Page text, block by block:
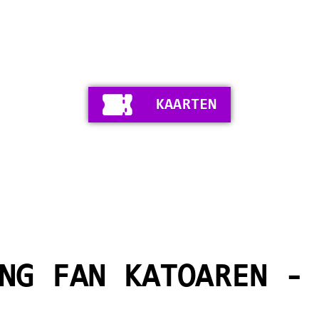
KAARTEN
FAN KATOAREN